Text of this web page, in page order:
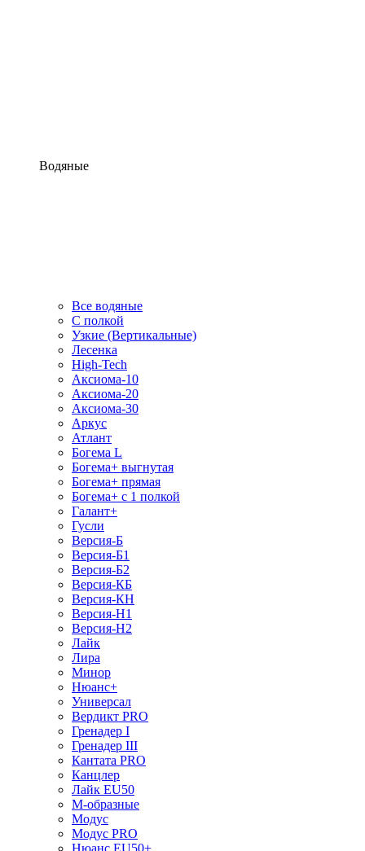
Водяные
Все водяные
С полкой
Узкие (Вертикальные)
Лесенка
High-Tech
Аксиома-10
Аксиома-20
Аксиома-30
Аркус
Атлант
Богема L
Богема+ выгнутая
Богема+ прямая
Богема+ с 1 полкой
Галант+
Гусли
Версия-Б
Версия-Б1
Версия-Б2
Версия-КБ
Версия-КН
Версия-Н1
Версия-Н2
Лайк
Лира
Минор
Нюанс+
Универсал
Вердикт PRO
Гренадер I
Гренадер III
Кантата PRO
Канцлер
Лайк EU50
М-образные
Модус
Модус PRO
Нюанс EU50+